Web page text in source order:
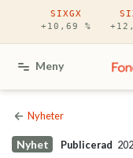
Hoppa till huvudinnehåll
SIXGX
+10,69 %
Meny
Nyheter
Nyhet Publicerad